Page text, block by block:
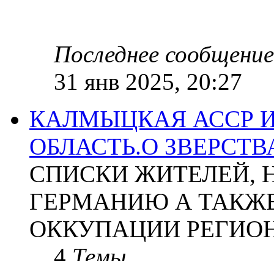
Последнее сообщение
31 янв 2025, 20:27
КАЛМЫЦКАЯ АССР
ОБЛАСТЬ.О
СПИСКИ ЖИТЕЛЕЙ,
ГЕРМАНИЮ А
ОККУПАЦИИ